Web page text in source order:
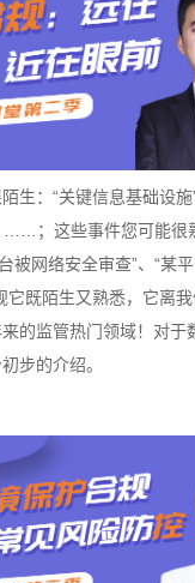
生：“关键信息基础设施
……；这些事件您可能很
被网络安全审查”、“某
既陌生又熟悉，它离
的监管热门领域！对于
步的介绍。